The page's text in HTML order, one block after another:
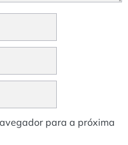
para a próxima